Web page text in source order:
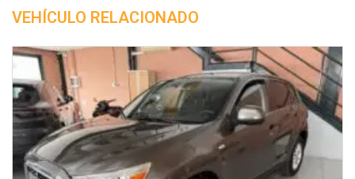
VEHÍCULO RELACIONADO